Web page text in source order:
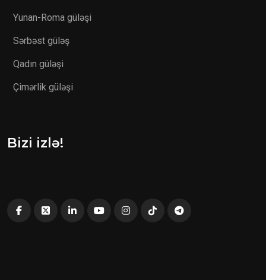
Yunan-Roma güləşi
Sərbəst güləş
Qadın güləşi
Çimərlik güləşi
Bizi izlə!